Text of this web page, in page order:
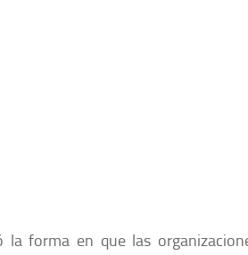
forma en que las